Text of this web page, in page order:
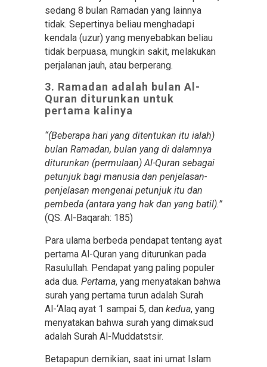
sedang 8 bulan Ramadan yang lainnya
tidak. Sepertinya beliau menghadapi
kendala (uzur) yang menyebabkan beliau
tidak berpuasa, mungkin sakit, melakukan
perjalanan jauh, atau berperang.
3. Ramadan adalah bulan Al-
Quran diturunkan untuk
pertama kalinya
“(Beberapa hari yang ditentukan itu ialah)
bulan Ramadan, bulan yang di dalamnya
diturunkan (permulaan) Al-Quran sebagai
petunjuk bagi manusia dan penjelasan-
penjelasan mengenai petunjuk itu dan
pembeda (antara yang hak dan yang batil).”
(QS. Al-Baqarah: 185)
Para ulama berbeda pendapat tentang ayat
pertama Al-Quran yang diturunkan pada
Rasulullah. Pendapat yang paling populer
ada dua. Pertama, yang menyatakan bahwa
surah yang pertama turun adalah Surah
Al-‘Alaq ayat 1 sampai 5, dan kedua, yang
menyatakan bahwa surah yang dimaksud
adalah Surah Al-Muddatstsir.
Betapapun demikian, saat ini umat Islam